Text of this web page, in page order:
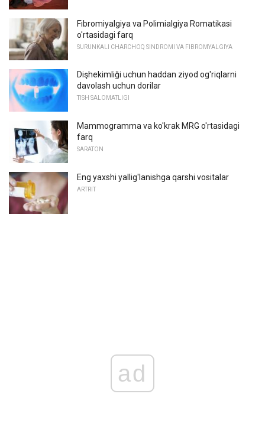
Fibromiyalgiya va Polimialgiya Romatikasi
o'rtasidagi farq
SURUNKALI CHARCHOQ SINDROMI VA FIBROMYALGIYA
Dişhekimliği uchun haddan ziyod og'riqlarni
davolash uchun dorilar
TISH SALOMATLIGI
Mammogramma va ko'krak MRG o'rtasidagi
farq
SARATON
Eng yaxshi yallig'lanishga qarshi vositalar
ARTRIT
ad